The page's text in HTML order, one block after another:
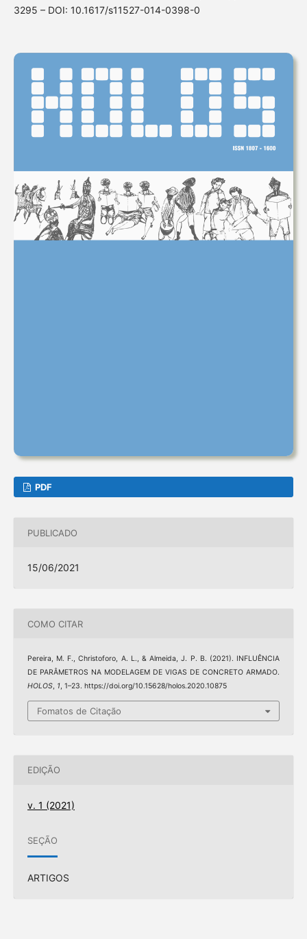
3295 – DOI: 10.1617/s11527-014-0398-0
PDF
PUBLICADO
15/06/2021
COMO CITAR
Pereira, M. F., Christoforo, A. L., & Almeida, J. P. B. (2021). INFLUÊNCIA
DE PARÂMETROS NA MODELAGEM DE VIGAS DE CONCRETO ARMADO.
HOLOS, 1, 1–23. https://doi.org/10.15628/holos.2020.10875
Fomatos de Citação
EDIÇÃO
v. 1 (2021)
SEÇÃO
ARTIGOS